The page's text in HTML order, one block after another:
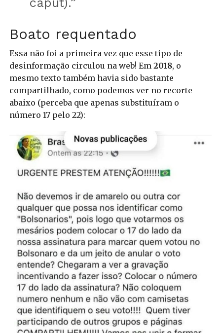
Boato requentado
Essa não foi a primeira vez que esse tipo de
desinformação circulou na web! Em 2018, o
mesmo texto também havia sido bastante
compartilhado, como podemos ver no recorte
abaixo (perceba que apenas substituíram o
número 17 pelo 22):